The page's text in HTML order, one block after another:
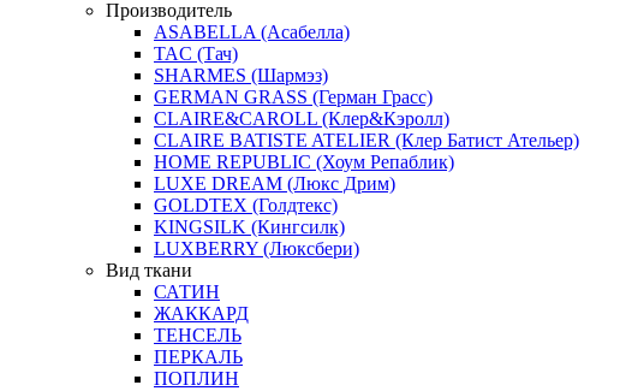
Производитель
ASABELLA (Асабелла)
TAC (Тач)
SHARMES (Шармэз)
GERMAN GRASS (Герман Грасс)
CLAIRE&CAROLL (Клер&Кэролл)
CLAIRE BATISTE ATELIER (Клер Батист Ательер)
HOME REPUBLIC (Хоум Репаблик)
LUXE DREAM (Люкс Дрим)
GOLDTEX (Голдтекс)
KINGSILK (Кингсилк)
LUXBERRY (Люксбери)
Вид ткани
САТИН
ЖАККАРД
ТЕНСЕЛЬ
ПЕРКАЛЬ
ПОПЛИН